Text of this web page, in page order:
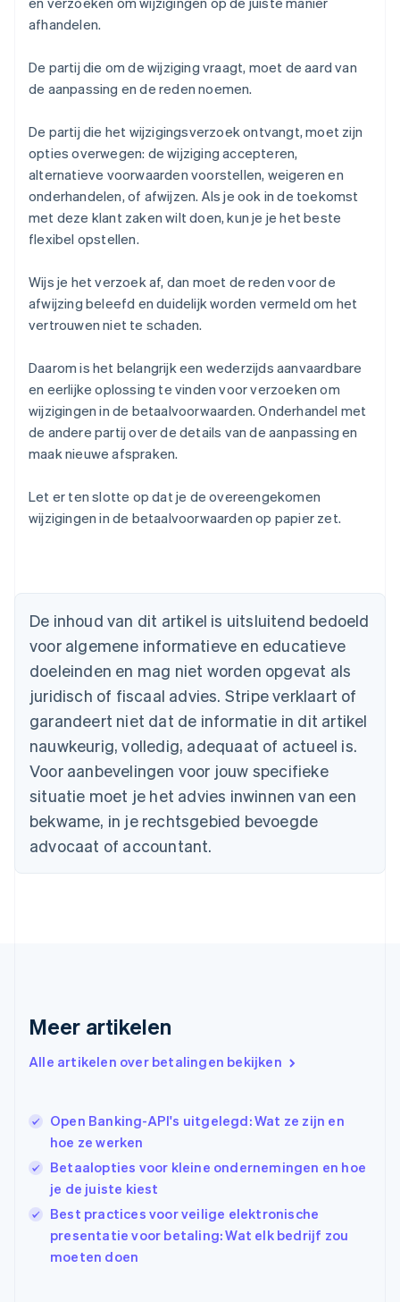
afhandelen.
De partij die om de wijziging vraagt, moet de aard van
de aanpassing en de reden noemen.
De partij die het wijzigingsverzoek ontvangt, moet zijn
opties overwegen: de wijziging accepteren,
alternatieve voorwaarden voorstellen, weigeren en
onderhandelen, of afwijzen. Als je ook in de toekomst
met deze klant zaken wilt doen, kun je je het beste
flexibel opstellen.
Wijs je het verzoek af, dan moet de reden voor de
afwijzing beleefd en duidelijk worden vermeld om het
vertrouwen niet te schaden.
Daarom is het belangrijk een wederzijds aanvaardbare
en eerlijke oplossing te vinden voor verzoeken om
wijzigingen in de betaalvoorwaarden. Onderhandel met
de andere partij over de details van de aanpassing en
maak nieuwe afspraken.
Let er ten slotte op dat je de overeengekomen
wijzigingen in de betaalvoorwaarden op papier zet.
De inhoud van dit artikel is uitsluitend bedoeld
voor algemene informatieve en educatieve
doeleinden en mag niet worden opgevat als
juridisch of fiscaal advies. Stripe verklaart of
garandeert niet dat de informatie in dit artikel
nauwkeurig, volledig, adequaat of actueel is.
Voor aanbevelingen voor jouw specifieke
situatie moet je het advies inwinnen van een
bekwame, in je rechtsgebied bevoegde
advocaat of accountant.
Meer artikelen
Alle artikelen over betalingen bekijken
Open Banking-API's uitgelegd: Wat ze zijn en
hoe ze werken
Betaalopties voor kleine ondernemingen en hoe
je de juiste kiest
Best practices voor veilige elektronische
presentatie voor betaling: Wat elk bedrijf zou
moeten doen
English
Nederlands FrançaisDeutschEnglish
Brazilië
Português
Bulgarije
English
Canada
Cyprus
English
Denemarken
English
Duitsland
DeutschEnglish
English
English
English
Ierland
English
Italië
Italiano English
Japan
日本語English
Kroatië